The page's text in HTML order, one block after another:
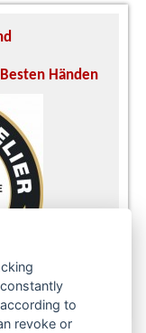
to
revoke or
Händen